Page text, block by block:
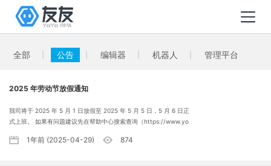
全部 公告 编辑器 机器人 管理平台
2025 年劳动节放假通知
我司将于 2025 年 5 月 1 日放假至 2025 年 5 月 5 日，5 月 6 日正
式上班。 如果有问题建议先在帮助中心搜索查询（https://www.yo
小窗轩轩或者芊芊，客服看到问题后会第一时间为您解答，若未能
1年前 (2025-04-29) 874